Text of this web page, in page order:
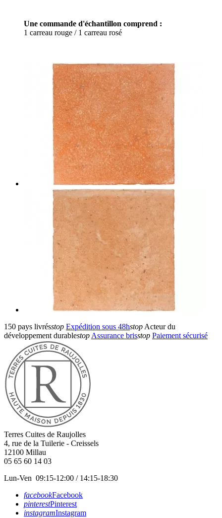
Une commande d'échantillon comprend :
1 carreau rouge / 1 carreau rosé
150 pays livrésstop Expédition sous 48hstop Acteur du
développement durablestop Assurance brisstop Paiement sécurisé
Terres Cuites de Raujolles
4, rue de la Tuilerie - Creissels
12100 Millau
05 65 60 14 03
Lun-Ven 09:15-12:00 / 14:15-18:30
facebookFacebook
pinterestPinterest
instagramInstagram